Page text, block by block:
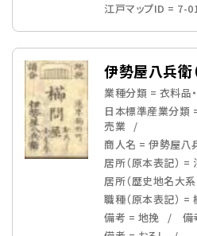
江戸マップID = 7-
伊勢屋八兵衛
業種分類 = 衣料品
日本標準産業分類
売業
商人名 = 伊勢屋八
居所（原本表記） =
居所（歴史地名大
職種（原本表記） =
備考 = 地挽
備